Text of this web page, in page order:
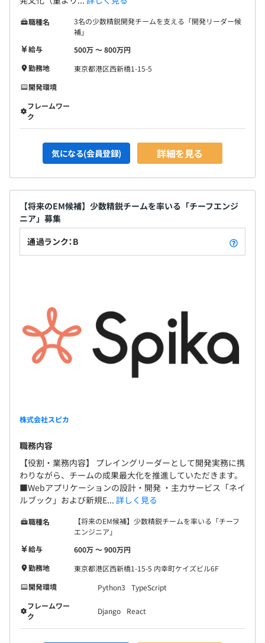
職種名
3名の少数精鋭開発チームを支える「開発リーダー候
補」
給与
500万 〜 800万円
勤務地
東京都港区西新橋1-15-5
開発環境
フレームワー
ク
気になる(会員登録) 詳細を見る
【将来のEM候補】少数精鋭チームを率いる「チーフエンジ
ニア」募集
通過ランク：B
株式会社スピカ
職務内容
【役割・業務内容】 プレイングリーダーとして開発実務に携
わりながら、チームの成果最大化を推進していただきます。
■Webアプリケーションの設計・開発 ・主力サービス「ネイ
ルブック」および新規E... 詳しく見る
職種名
【将来のEM候補】少数精鋭チームを率いる「チーフ
エンジニア」
給与
600万 〜 900万円
勤務地
東京都港区西新橋1-15-5 内幸町ケイズビル6F
開発環境
Python3
TypeScript
フレームワー
ク
Django React